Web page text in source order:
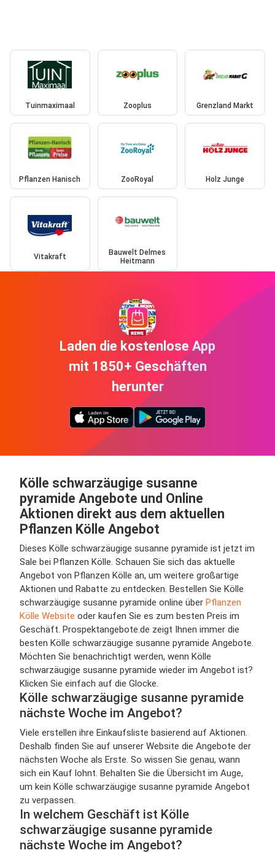
Tuinmaximaal Zooplus Grenzland Markt
Pflanzen Hanisch ZooRoyal Holz Junge
Vitakraft
Bauwelt Delmes
Heitmann
Laden die kostenlose App
mit 1850+ Geschäften
herunter
Kölle schwarzäugige susanne
pyramide Angebote und Online
Aktionen direkt aus dem aktuellen
Pflanzen Kölle Angebot
Dieses Kölle schwarzäugige susanne pyramide ist jetzt im
Sale bei Pflanzen Kölle. Schauen Sie sich das aktuelle
Angebot von Pflanzen Kölle an, um weitere großartige
Aktionen und Rabatte zu entdecken. Bestellen Sie Kölle
schwarzäugige susanne pyramide online über Pflanzen
Kölle Website oder kaufen Sie es zum besten Preis im
Geschäft. Prospektangebote.de zeigt Ihnen immer die
besten Kölle schwarzäugige susanne pyramide Angebote.
Möchten Sie benachrichtigt werden, wenn Kölle
schwarzäugige susanne pyramide wieder im Angebot ist?
Klicken Sie einfach auf die Glocke.
Kölle schwarzäugige susanne pyramide
nächste Woche im Angebot?
Viele erstellen ihre Einkaufsliste basierend auf Aktionen.
Deshalb finden Sie auf unserer Website die Angebote der
nächsten Woche als Erste. So wissen Sie genau, wann
sich ein Kauf lohnt. Behalten Sie die Übersicht im Auge,
um kein Kölle schwarzäugige susanne pyramide Angebot
zu verpassen.
In welchem Geschäft ist Kölle
schwarzäugige susanne pyramide
nächste Woche im Angebot?